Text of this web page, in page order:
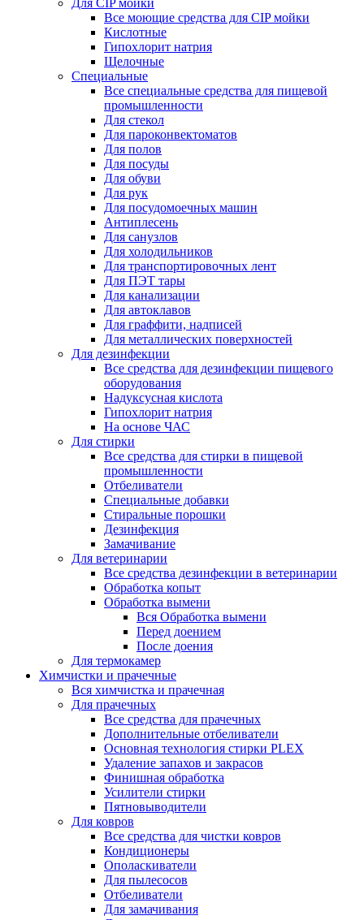
Для CIP мойки
Все моющие средства для CIP мойки
Кислотные
Гипохлорит натрия
Щелочные
Специальные
Все специальные средства для пищевой
промышленности
Для стекол
Для пароконвектоматов
Для полов
Для посуды
Для обуви
Для рук
Для посудомоечных машин
Антиплесень
Для санузлов
Для холодильников
Для транспортировочных лент
Для ПЭТ тары
Для канализации
Для автоклавов
Для граффити, надписей
Для металлических поверхностей
Для дезинфекции
Все средства для дезинфекции пищевого
оборудования
Надуксусная кислота
Гипохлорит натрия
На основе ЧАС
Для стирки
Все средства для стирки в пищевой
промышленности
Отбеливатели
Специальные добавки
Стиральные порошки
Дезинфекция
Замачивание
Для ветеринарии
Все средства дезинфекции в ветеринарии
Обработка копыт
Обработка вымени
Вся Обработка вымени
Перед доением
После доения
Для термокамер
Химчистки и прачечные
Вся химчистка и прачечная
Для прачечных
Все средства для прачечных
Дополнительные отбеливатели
Основная технология стирки PLEX
Удаление запахов и закрасов
Финишная обработка
Усилители стирки
Пятновыводители
Для ковров
Все средства для чистки ковров
Кондиционеры
Ополаскиватели
Для пылесосов
Отбеливатели
Для замачивания